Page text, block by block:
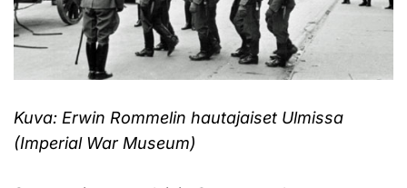
Kuva: Erwin Rommelin hautajaiset Ulmissa
(Imperial War Museum)